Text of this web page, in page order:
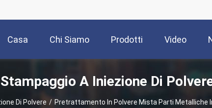
Casa Chi Siamo Prodotti Video
A Iniezione Di
Di Polvere / Pretrattamento In Polvere Mista Parti Metalliche